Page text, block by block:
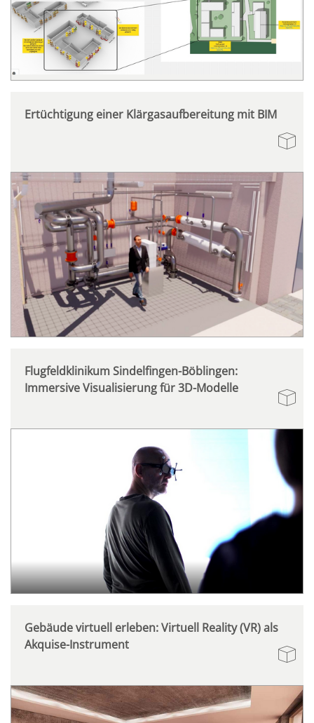
Ertüchtigung einer Klärgasaufbereitung mit BIM
Flugfeldklinikum Sindelfingen-Böblingen:
Immersive Visualisierung für 3D-Modelle
Gebäude virtuell erleben: Virtuell Reality (VR) als
Akquise-Instrument